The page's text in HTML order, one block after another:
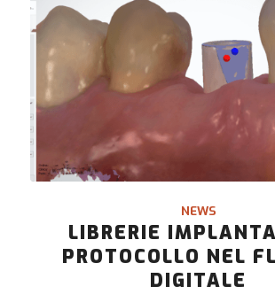
NEWS
LIBRERIE
PROTOCOLLO NEL
DIGITALE